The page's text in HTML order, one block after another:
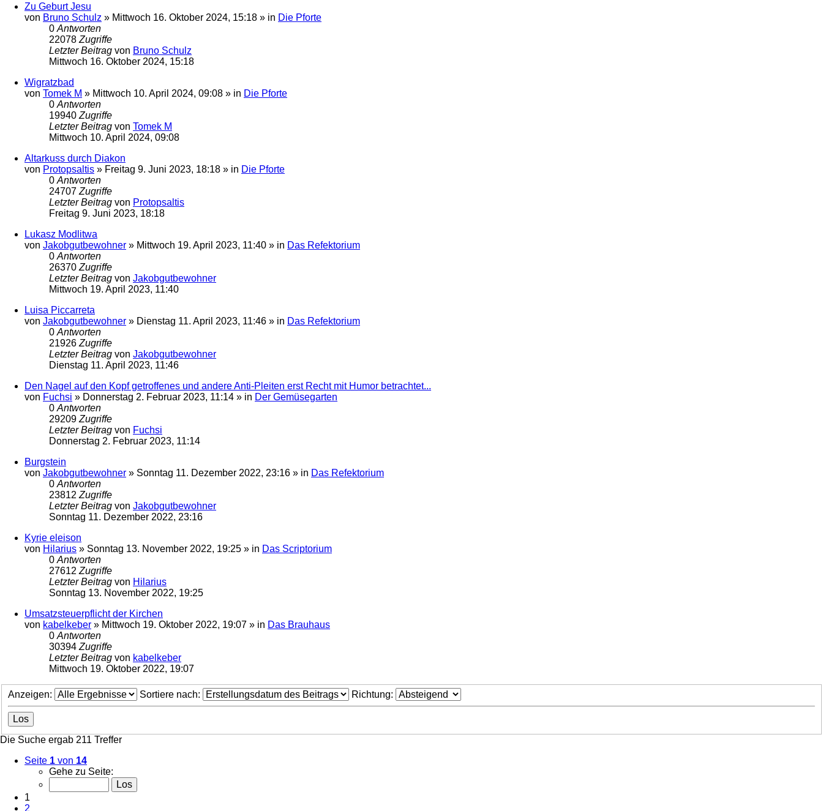
Zu Geburt Jesu
von Bruno Schulz » Mittwoch 16. Oktober 2024, 15:18 » in Die Pforte
0 Antworten
22078 Zugriffe
Letzter Beitrag von Bruno Schulz
Mittwoch 16. Oktober 2024, 15:18
Wigratzbad
von Tomek M » Mittwoch 10. April 2024, 09:08 » in Die Pforte
0 Antworten
19940 Zugriffe
Letzter Beitrag von Tomek M
Mittwoch 10. April 2024, 09:08
Altarkuss durch Diakon
von Protopsaltis » Freitag 9. Juni 2023, 18:18 » in Die Pforte
0 Antworten
24707 Zugriffe
Letzter Beitrag von Protopsaltis
Freitag 9. Juni 2023, 18:18
Lukasz Modlitwa
von Jakobgutbewohner » Mittwoch 19. April 2023, 11:40 » in Das Refektorium
0 Antworten
26370 Zugriffe
Letzter Beitrag von Jakobgutbewohner
Mittwoch 19. April 2023, 11:40
Luisa Piccarreta
von Jakobgutbewohner » Dienstag 11. April 2023, 11:46 » in Das Refektorium
0 Antworten
21926 Zugriffe
Letzter Beitrag von Jakobgutbewohner
Dienstag 11. April 2023, 11:46
Den Nagel auf den Kopf getroffenes und andere Anti-Pleiten erst Recht mit Humor betrachtet...
von Fuchsi » Donnerstag 2. Februar 2023, 11:14 » in Der Gemüsegarten
0 Antworten
29209 Zugriffe
Letzter Beitrag von Fuchsi
Donnerstag 2. Februar 2023, 11:14
Burgstein
von Jakobgutbewohner » Sonntag 11. Dezember 2022, 23:16 » in Das Refektorium
0 Antworten
23812 Zugriffe
Letzter Beitrag von Jakobgutbewohner
Sonntag 11. Dezember 2022, 23:16
Kyrie eleison
von Hilarius » Sonntag 13. November 2022, 19:25 » in Das Scriptorium
0 Antworten
27612 Zugriffe
Letzter Beitrag von Hilarius
Sonntag 13. November 2022, 19:25
Umsatzsteuerpflicht der Kirchen
von kabelkeber » Mittwoch 19. Oktober 2022, 19:07 » in Das Brauhaus
0 Antworten
30394 Zugriffe
Letzter Beitrag von kabelkeber
Mittwoch 19. Oktober 2022, 19:07
Anzeigen: Sortiere nach: Richtung:
Die Suche ergab 211 Treffer
Seite 1 von 14
Gehe zu Seite:
1
2